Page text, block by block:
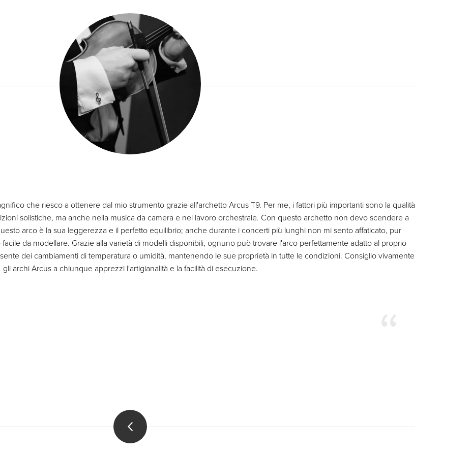
che riesco a ottenere dal mio strumento grazie all'archetto Arcus T9. Per me, i fattori più importanti sono la qualità
solistiche, ma anche nella musica da camera e nel lavoro orchestrale. Con questo archetto non devo scendere a
arco è la sua leggerezza e il perfetto equilibrio; anche durante i concerti più lunghi non mi sento affaticato, pur
da modellare. Grazie alla varietà di modelli disponibili, ognuno può trovare l'arco perfettamente adatto al proprio
dei cambiamenti di temperatura o umidità, mantenendo le sue proprietà in tutte le condizioni. Consiglio vivamente
gli archi Arcus a chiunque apprezzi l'artigianalità e la facilità di esecuzione.